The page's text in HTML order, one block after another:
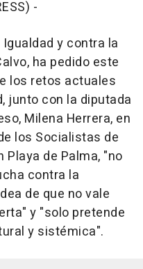
-
y contra la
ha pedido este
los retos actuales
junto con la diputada
Milena Herrera, en
los Socialistas de
Playa de Palma, "no
contra la
de que no vale
y "solo pretende
y sistémica".